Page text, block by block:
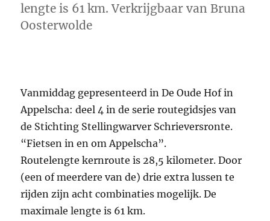
lengte is 61 km. Verkrijgbaar van Bruna
Oosterwolde
Vanmiddag gepresenteerd in De Oude Hof in
Appelscha: deel 4 in de serie routegidsjes van
de Stichting Stellingwarver Schrieversronte.
“Fietsen in en om Appelscha”.
Routelengte kernroute is 28,5 kilometer. Door
(een of meerdere van de) drie extra lussen te
rijden zijn acht combinaties mogelijk. De
maximale lengte is 61 km.